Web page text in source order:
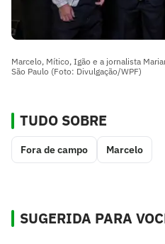
Marcelo, Mítico, Igão e a jornalista
São Paulo (Foto: Divulgação/WPF)
TUDO SOBRE
Fora de campo Marcelo
SUGERIDA PARA